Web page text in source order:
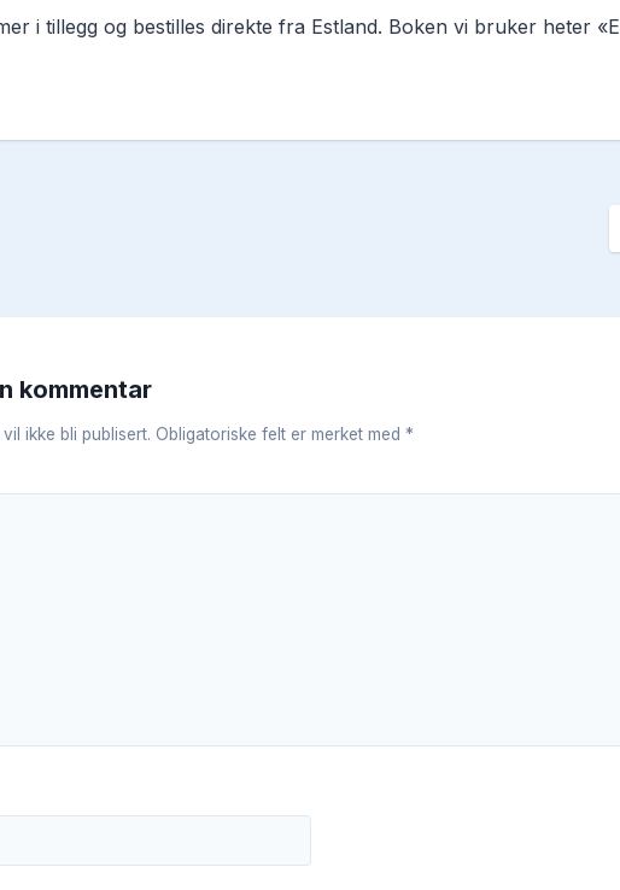
i tillegg og bestilles direkte fra Estland. Boken vi bruker heter «E
kommentar
ikke bli publisert. Obligatoriske felt er merket med *